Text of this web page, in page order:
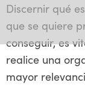
Discernir qué
que se quiere
conseguir, es
realice una
mayor